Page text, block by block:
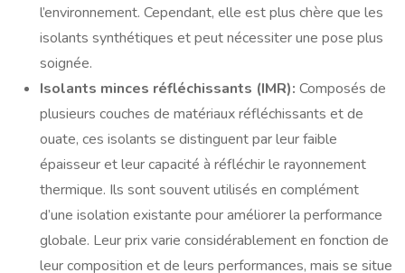
l’environnement. Cependant, elle est plus chère que les
isolants synthétiques et peut nécessiter une pose plus
soignée.
Isolants minces réfléchissants (IMR): Composés de
plusieurs couches de matériaux réfléchissants et de
ouate, ces isolants se distinguent par leur faible
épaisseur et leur capacité à réfléchir le rayonnement
thermique. Ils sont souvent utilisés en complément
d’une isolation existante pour améliorer la performance
globale. Leur prix varie considérablement en fonction de
leur composition et de leurs performances, mais se situe